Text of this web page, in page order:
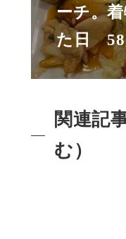
ーチ。
た日
関連記
む）